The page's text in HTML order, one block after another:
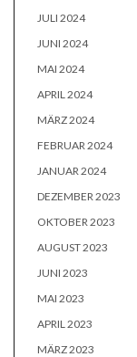
JULI 2024
JUNI 2024
MAI 2024
APRIL 2024
MÄRZ 2024
FEBRUAR 2024
JANUAR 2024
DEZEMBER 2023
OKTOBER 2023
AUGUST 2023
JUNI 2023
MAI 2023
APRIL 2023
MÄRZ 2023